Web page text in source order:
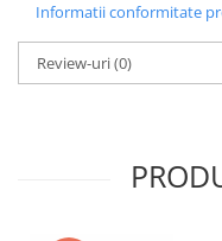
Informatii conformitate
Review-uri(0)